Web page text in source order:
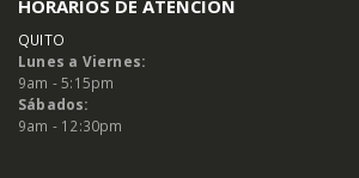
HORARIOS DE ATENCIÓN
QUITO
Lunes a Viernes:
9am - 5:15pm
Sábados:
9am - 12:30pm